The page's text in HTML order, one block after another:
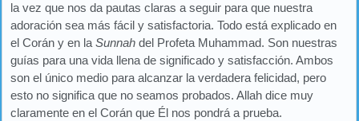
la vez que nos da pautas claras a seguir para que nuestra
adoración sea más fácil y satisfactoria. Todo está explicado en
el Corán y en la Sunnah del Profeta Muhammad. Son nuestras
guías para una vida llena de significado y satisfacción. Ambos
son el único medio para alcanzar la verdadera felicidad, pero
esto no significa que no seamos probados. Allah dice muy
claramente en el Corán que Él nos pondrá a prueba.